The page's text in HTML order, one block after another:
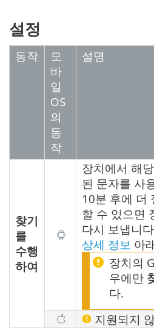
설정
동작
모
바
일
OS
의
동
작
설명
찾기
를
수행
하여
장치에서 해
된 문자를 사
10분 후에 더
할 수 있으면
다시 보냅니
상세 정보 아
장치의
우에만
다.
지원되지